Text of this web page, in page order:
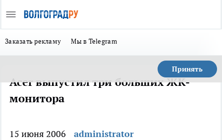
Заказать рекламу Мы в Telegram
Принять
Acer выпустил три больших ЖК-
монитора
15 июня 2006
administrator